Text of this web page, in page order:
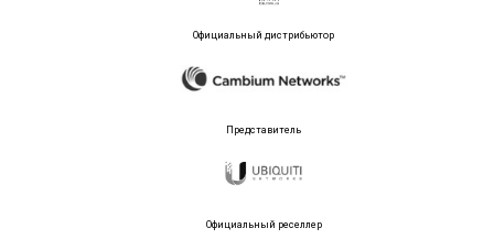
Официальный дистрибьютор
Представитель
Официальный реселлер